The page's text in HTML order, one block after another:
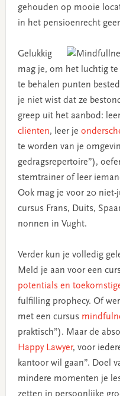
gehouden op mooie
in het pensioenrecht
Gelukkig
mag je, om het luchtig
te behalen punten
je niet wist dat ze
greep uit het aanbod:
cliënten, leer je
te worden van je
gedragsrepertoire”),
stemtrainer of leer
Ook mag je voor 20
cursus Frans, Duits,
nonnen in Vught.
Verder kun je volledig
Meld je aan voor een
potentials en
fulfilling prophecy. Of
met een cursus
praktisch”). Maar de
Happy Lawyer, voor
kantoor wil gaan”. Doel
mindere momenten je